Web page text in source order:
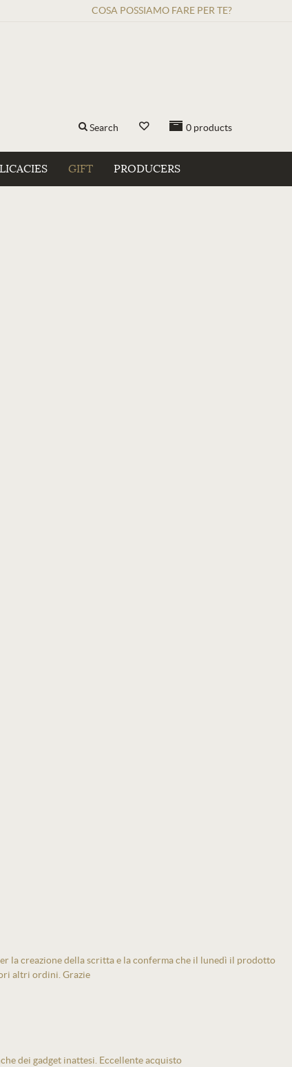
COSA POSSIAMO FARE PER TE?
0 products
Search
GIFT PRODUCERS
la creazione della scritta e la conferma che il lunedì il prodotto
altri ordini. Grazie
dei gadget inattesi. Eccellente acquisto